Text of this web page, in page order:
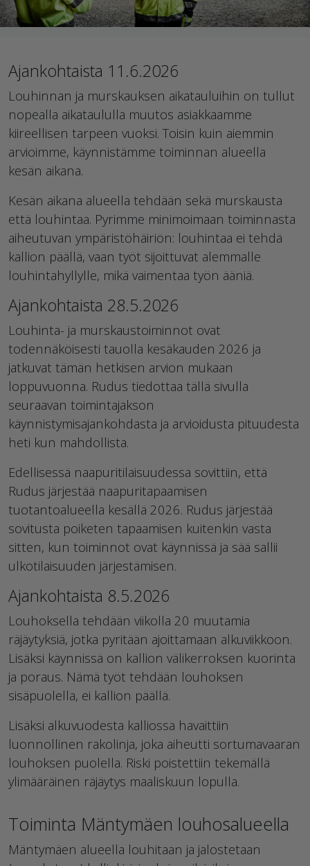
Ajankohtaista 11.6.2026
Louhinnan ja murskauksen aikatauluihin on tullut
nopealla aikataululla muutos asiakkaamme
kiireellisen tarpeen vuoksi. Toisin kuin aiemmin
arvioimme, käynnistämme toiminnan alueella
kesän aikana.
Kesän aikana alueella tehdään sekä murskausta
että louhintaa. Pyrimme minimoimaan toiminnasta
aiheutuvan ympäristöhäiriön: louhintaa ei tehdä
kallion päällä, vaan työt sijoittuvat alemmalle
louhintahyllylle, mikä vaimentaa työn ääniä.
Ajankohtaista 28.5.2026
Louhinta- ja murskaustoiminnot ovat
todennäköisesti tauolla kesäkauden 2026 ja
jatkuvat tämän hetkisen arvion mukaan
loppuvuonna. Rudus tiedottaa tällä sivulla
seuraavan toimintajakson
käynnistymisajankohdasta ja arvioidusta pituudesta
heti kun mahdollista.
Edellisessä naapuritilaisuudessa sovittiin, että
Rudus järjestää naapuritapaamisen
tuotantoalueella kesällä 2026. Rudus järjestää
sovitusta poiketen tapaamisen kuitenkin vasta
sitten, kun toiminnot ovat käynnissä ja sää sallii
ulkotilaisuuden järjestämisen.
Ajankohtaista 8.5.2026
Louhoksella tehdään viikolla 20 muutamia
räjäytyksiä, jotka pyritään ajoittamaan alkuviikkoon.
Lisäksi käynnissä on kallion välikerroksen kuorinta
ja poraus. Nämä työt tehdään louhoksen
sisäpuolella, ei kallion päällä.
Lisäksi alkuvuodesta kalliossa havaittiin
luonnollinen rakolinja, joka aiheutti sortumavaaran
louhoksen puolella. Riski poistettiin tekemällä
ylimääräinen räjäytys maaliskuun lopulla.
Toiminta Mäntymäen louhosalueella
Mäntymäen alueella louhitaan ja jalostetaan